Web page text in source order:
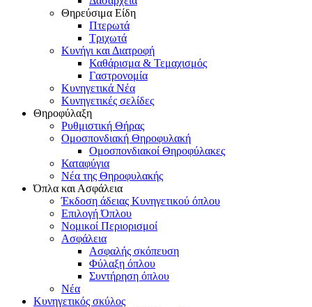
Θηρεύσιμα Είδη
Πτερωτά
Τριχωτά
Κυνήγι και Διατροφή
Καθάρισμα & Τεμαχισμός
Γαστρονομία
Κυνηγετικά Νέα
Κυνηγετικές σελίδες
Θηροφύλαξη
Ρυθμιστική Θήρας
Ομοσπονδιακή Θηροφυλακή
Oμοσπονδιακοί Θηροφύλακες
Καταφύγια
Νέα της Θηροφυλακής
Όπλα και Ασφάλεια
Έκδοση άδειας Κυνηγετικού όπλου
Επιλογή Όπλου
Νομικοί Περιορισμοί
Ασφάλεια
Ασφαλής σκόπευση
Φύλαξη όπλου
Συντήρηση όπλου
Νέα
Κυνηγετικός σκύλος